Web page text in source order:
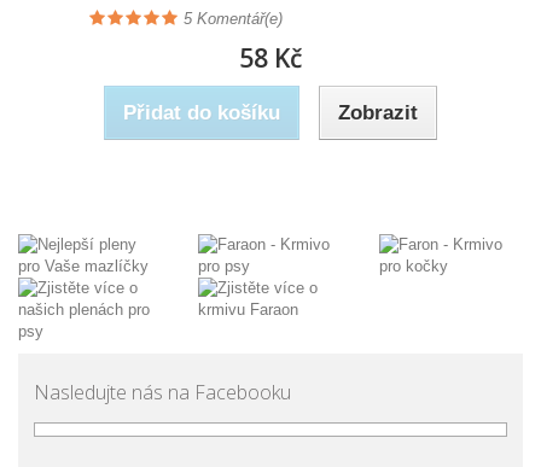
5 Komentář(e)
58 Kč
Přidat do košíku Zobrazit
Nasledujte nás na Facebooku